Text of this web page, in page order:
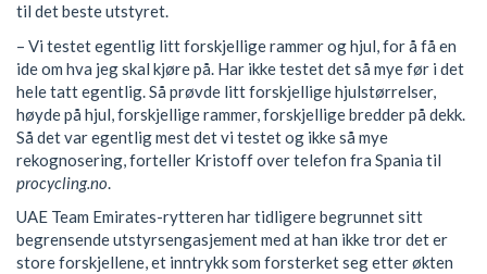
til det beste utstyret.
– Vi testet egentlig litt forskjellige rammer og hjul, for å få en
ide om hva jeg skal kjøre på. Har ikke testet det så mye før i det
hele tatt egentlig. Så prøvde litt forskjellige hjulstørrelser,
høyde på hjul, forskjellige rammer, forskjellige bredder på dekk.
Så det var egentlig mest det vi testet og ikke så mye
rekognosering, forteller Kristoff over telefon fra Spania til
procycling.no
UAE Team Emirates-rytteren har tidligere begrunnet sitt
begrensende utstyrsengasjement med at han ikke tror det er
store forskjellene, et inntrykk som forsterket seg etter økten